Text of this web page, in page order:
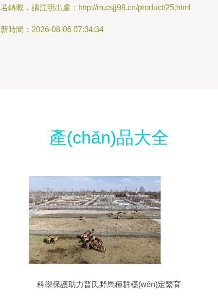
轉載，請注明出處：http://m.csjj98.cn/product/25.html
時間：2026-08-06 07:34:34
產(chǎn)品大全
科學保護助力普氏野馬種群穩(wěn)定繁育